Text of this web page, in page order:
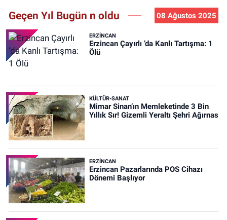
Geçen Yıl Bugün n oldu 08 Ağustos 2025
ERZINCAN
Erzincan Çayırlı ’da Kanlı Tartışma: 1
Ölü
KÜLTÜR-SANAT
Mimar Sinan’ın Memleketinde 3 Bin
Yıllık Sır! Gizemli Yeraltı Şehri Ağırnas
ERZINCAN
Erzincan Pazarlarında POS Cihazı
Dönemi Başlıyor